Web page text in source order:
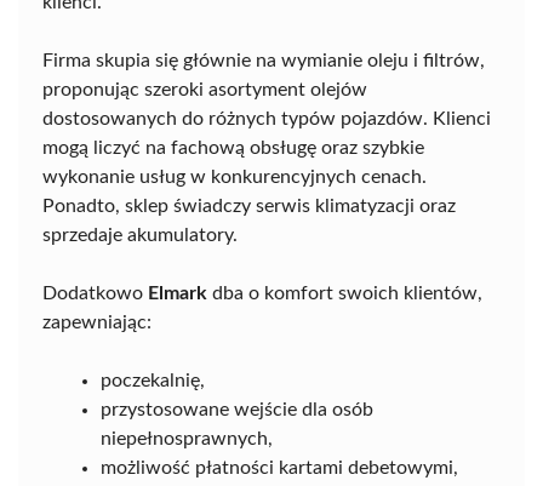
Firma skupia się głównie na wymianie oleju i filtrów,
proponując szeroki asortyment olejów
dostosowanych do różnych typów pojazdów. Klienci
mogą liczyć na fachową obsługę oraz szybkie
wykonanie usług w konkurencyjnych cenach.
Ponadto, sklep świadczy serwis klimatyzacji oraz
sprzedaje akumulatory.
Dodatkowo Elmark dba o komfort swoich klientów,
zapewniając:
poczekalnię,
przystosowane wejście dla osób
niepełnosprawnych,
możliwość płatności kartami debetowymi,